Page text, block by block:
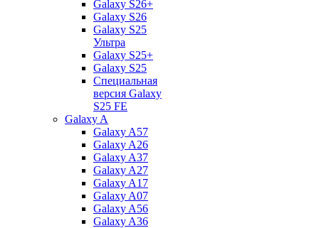
Galaxy S26+
Galaxy S26
Galaxy S25
Ультра
Galaxy S25+
Galaxy S25
Специальная
версия Galaxy
S25 FE
Galaxy A
Galaxy A57
Galaxy A26
Galaxy A37
Galaxy A27
Galaxy A17
Galaxy A07
Galaxy A56
Galaxy A36